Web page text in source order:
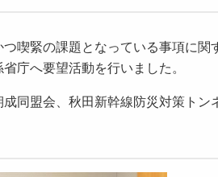
喫緊の課題となっている事項に関
庁へ要望活動を行いました。
同盟会、秋田新幹線防災対策トン